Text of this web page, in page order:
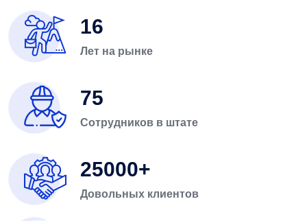
16
Лет на рынке
75
Сотрудников в штате
25000
Довольных клиентов